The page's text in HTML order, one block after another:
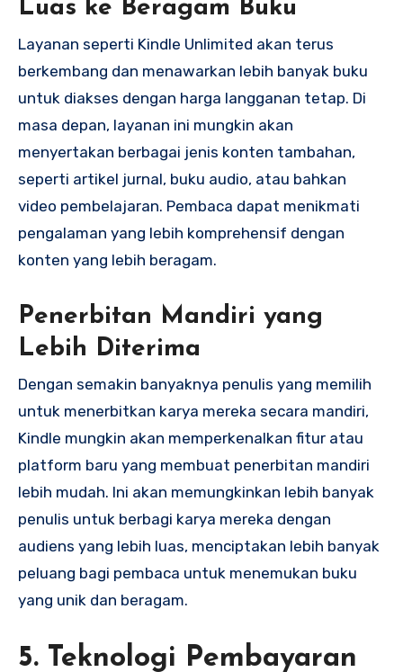
Luas ke Beragam Buku
Layanan seperti Kindle Unlimited akan terus
berkembang dan menawarkan lebih banyak buku
untuk diakses dengan harga langganan tetap. Di
masa depan, layanan ini mungkin akan
menyertakan berbagai jenis konten tambahan,
seperti artikel jurnal, buku audio, atau bahkan
video pembelajaran. Pembaca dapat menikmati
pengalaman yang lebih komprehensif dengan
konten yang lebih beragam.
Penerbitan Mandiri yang
Lebih Diterima
Dengan semakin banyaknya penulis yang memilih
untuk menerbitkan karya mereka secara mandiri,
Kindle mungkin akan memperkenalkan fitur atau
platform baru yang membuat penerbitan mandiri
lebih mudah. Ini akan memungkinkan lebih banyak
penulis untuk berbagi karya mereka dengan
audiens yang lebih luas, menciptakan lebih banyak
peluang bagi pembaca untuk menemukan buku
yang unik dan beragam.
5. Teknologi Pembayaran